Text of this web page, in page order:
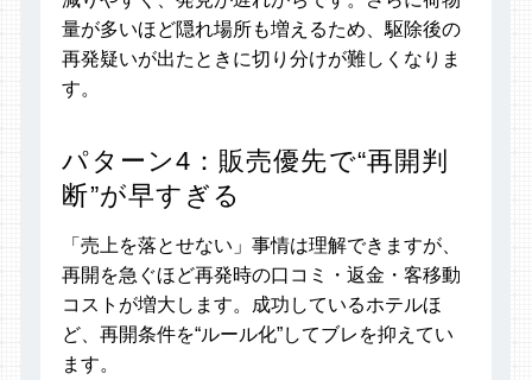
量が多いほど隠れ場所も増えるため、駆除後の
再発疑いが出たときに切り分けが難しくなりま
す。
パターン4：販売優先で“再開判
断”が早すぎる
「売上を落とせない」事情は理解できますが、
再開を急ぐほど再発時の口コミ・返金・客移動
コストが増大します。成功しているホテルほ
ど、再開条件を“ルール化”してブレを抑えてい
ます。